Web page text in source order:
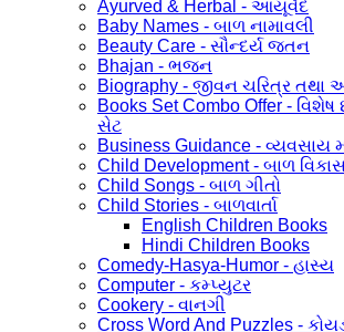
Ayurved & Herbal - આયૂર્વેદ
Baby Names - બાળ નામાવલી
Beauty Care - સૌન્દર્ય જતન
Bhajan - ભજન
Biography - જીવન ચરિત્ર તથા
Books Set Combo Offer - વિશેષ
સેટ
Business Guidance - વ્યવસાય
Child Development - બાળ
Child Songs - બાળ ગીતો
Child Stories - બાળવાર્તા
English Children Books
Hindi Children Books
Comedy-Hasya-Humor - હાસ્ય
Computer - કમ્પ્યુટર
Cookery - વાનગી
Cross Word And Puzzles -